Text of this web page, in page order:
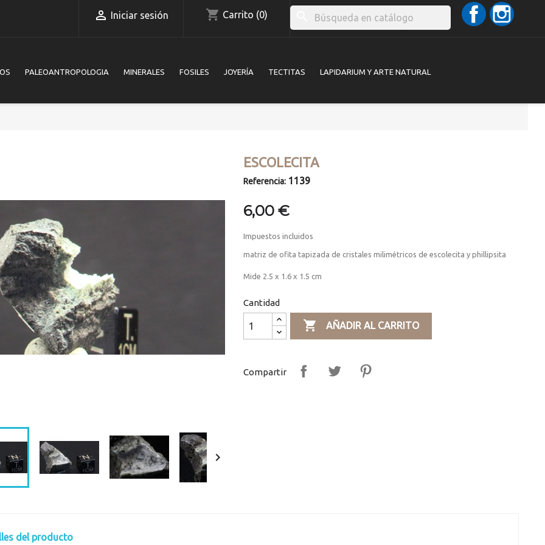
 Iniciar sesión shopping_cart Carrito (0)
Facebook
PALEOANTROPOLOGIA MINERALES FOSILES JOYERÍA TECTITAS LAPIDARIUM Y ARTE NATURAL

ESCOLECITA
Referencia: 1139
6,00 €
Impuestos incluidos
matriz de ofita tapizada de cristales milimétricos de escolecita y phillipsita
Mide 2.5 x 1.6 x 1.5 cm
Cantidad
 AÑADIR AL CARRITO
Compartir
del producto